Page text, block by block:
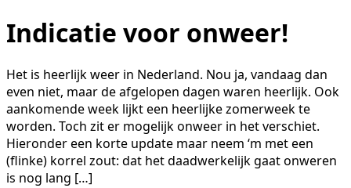
Indicatie voor onweer!
Het is heerlijk weer in Nederland. Nou ja, vandaag dan
even niet, maar de afgelopen dagen waren heerlijk. Ook
aankomende week lijkt een heerlijke zomerweek te
worden. Toch zit er mogelijk onweer in het verschiet.
Hieronder een korte update maar neem ‘m met een
(flinke) korrel zout: dat het daadwerkelijk gaat onweren
is nog lang […]